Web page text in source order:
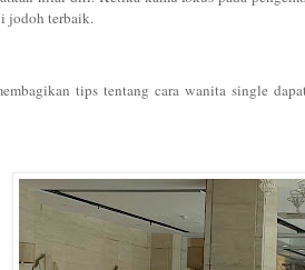
jodoh terbaik.
tips tentang cara wanita single